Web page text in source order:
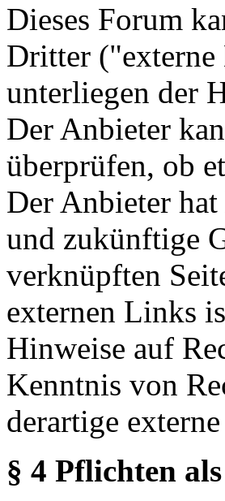
Dieses Forum
Dritter ("externe
unterliegen der
Der Anbieter
überprüfen, ob
Der Anbieter
und zukünftige
verknüpften
externen Links
Hinweise auf
Kenntnis von
derartige
§ 4 Pflichten